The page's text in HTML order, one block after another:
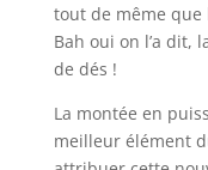
tout de même que
Bah oui on l’a dit,
de dés !
La montée en
meilleur élément